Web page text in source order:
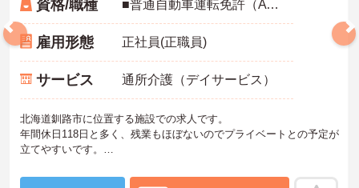
資格/職種 ■普通自動車運転免許（AT限定可）
雇用形態 正社員(正職員)
サービス 通所介護（デイサービス）
北海道釧路市に位置する施設での求人です。
年間休日118日と多く、残業もほぼないのでプライベートとの予定が
立てやすいです。
い方でも安心してご就業していただけます。